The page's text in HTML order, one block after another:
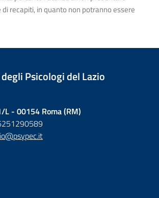
di recapiti, in quanto non potranno essere
Psicologi del Lazio
- 00154 Roma (RM)
- new tab)- new tab)